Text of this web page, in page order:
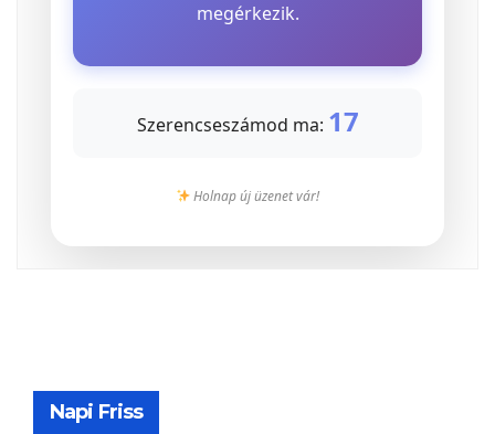
megérkezik.
Szerencseszámod ma: 17
Holnap új üzenet vár!
Napi Friss